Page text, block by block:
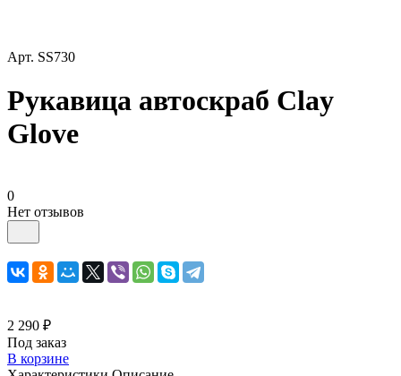
Арт. SS730
Рукавица автоскраб Clay
Glove
0
Нет отзывов
2 290 ₽
Под заказ
В корзине